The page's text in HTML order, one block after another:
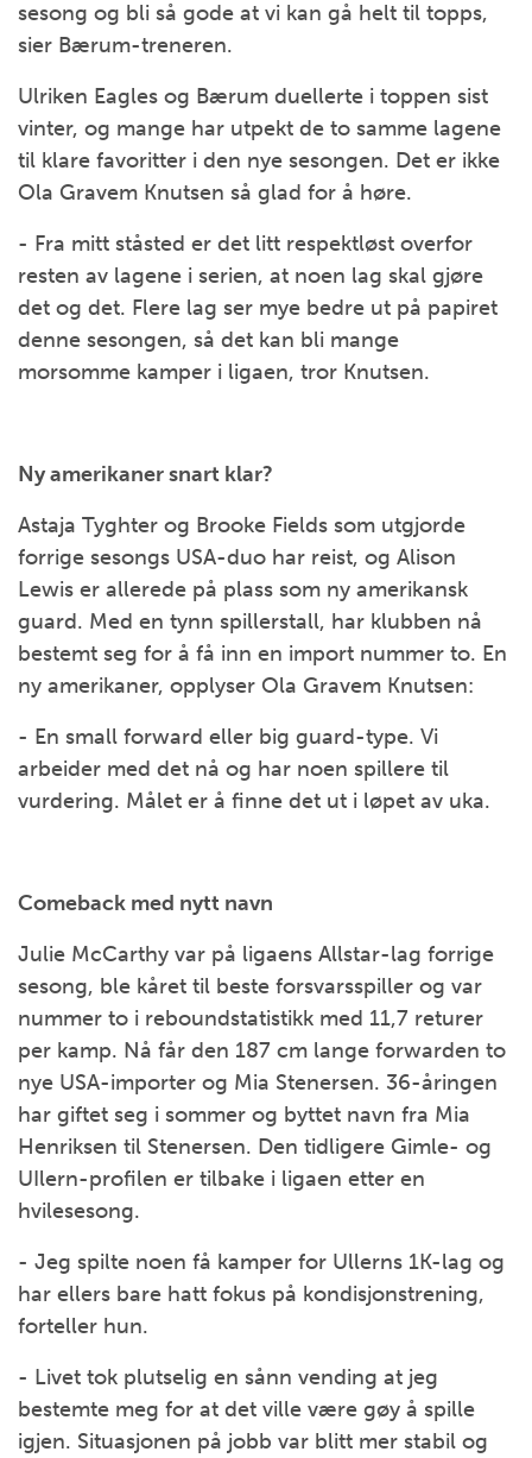
sesong og bli så gode at vi kan gå helt til topps,
sier Bærum-treneren.
Ulriken Eagles og Bærum duellerte i toppen sist
vinter, og mange har utpekt de to samme lagene
til klare favoritter i den nye sesongen. Det er ikke
Ola Gravem Knutsen så glad for å høre.
- Fra mitt ståsted er det litt respektløst overfor
resten av lagene i serien, at noen lag skal gjøre
det og det. Flere lag ser mye bedre ut på papiret
denne sesongen, så det kan bli mange
morsomme kamper i ligaen, tror Knutsen.
Ny amerikaner snart klar?
Astaja Tyghter og Brooke Fields som utgjorde
forrige sesongs USA-duo har reist, og Alison
Lewis er allerede på plass som ny amerikansk
guard. Med en tynn spillerstall, har klubben nå
bestemt seg for å få inn en import nummer to. En
ny amerikaner, opplyser Ola Gravem Knutsen:
- En small forward eller big guard-type. Vi
arbeider med det nå og har noen spillere til
vurdering. Målet er å finne det ut i løpet av uka.
Comeback med nytt navn
Julie McCarthy var på ligaens Allstar-lag forrige
sesong, ble kåret til beste forsvarsspiller og var
nummer to i reboundstatistikk med 11,7 returer
per kamp. Nå får den 187 cm lange forwarden to
nye USA-importer og Mia Stenersen. 36-åringen
har giftet seg i sommer og byttet navn fra Mia
Henriksen til Stenersen. Den tidligere Gimle- og
UIlern-profilen er tilbake i ligaen etter en
hvilesesong.
- Jeg spilte noen få kamper for Ullerns 1K-lag og
har ellers bare hatt fokus på kondisjonstrening,
forteller hun.
- Livet tok plutselig en sånn vending at jeg
bestemte meg for at det ville være gøy å spille
igjen. Situasjonen på jobb var blitt mer stabil og